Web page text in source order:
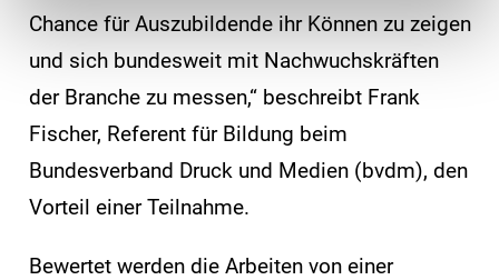
Chance für Auszubildende ihr Können zu zeigen
und sich bundesweit mit Nachwuchskräften
der Branche zu messen,“ beschreibt Frank
Fischer, Referent für Bildung beim
Bundesverband Druck und Medien (bvdm), den
Vorteil einer Teilnahme.
Bewertet werden die Arbeiten von einer